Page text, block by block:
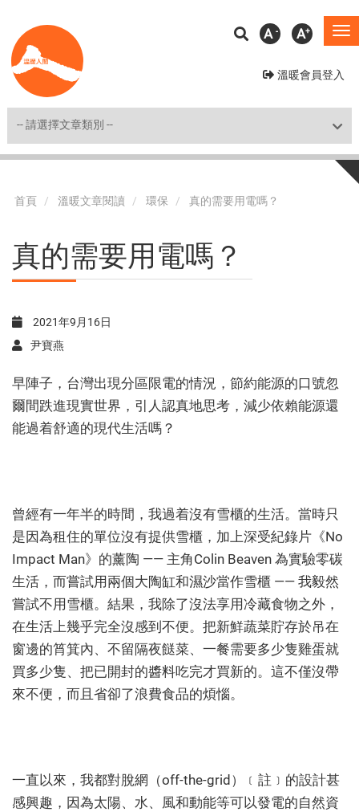
至
主
溫暖會員登入
A A
Shortcut
首頁 溫暖文章閱讀 環保 真的需要用電嗎？
真的需要用電嗎？
2021年9月16日
尹寶燕
早陣子，台灣出現分區限電的情況，節約能源的口號忽
爾間跌進現實世界，引人認真地思考，減少依賴能源還
能過着舒適的現代生活嗎？
曾經有一年半的時間，我過着沒有雪櫃的生活。當時只
是因為租住的單位沒有提供雪櫃，加上深受紀錄片《No
Impact Man》的薰陶 —— 主角Colin Beaven 為實驗零碳
生活，而嘗試用兩個大陶缸和濕沙當作雪櫃 —— 我毅然
嘗試不用雪櫃。結果，我除了沒法享用冷藏食物之外，
在生活上幾乎完全沒感到不便。把新鮮蔬菜貯存於吊在
窗邊的筲箕內、不留隔夜餸菜、一餐需要多少隻雞蛋就
買多少隻、把已開封的醬料吃完才買新的。這不僅沒帶
來不便，而且省卻了浪費食品的煩惱。
一直以來，我都對脫網（off-the-grid）﹝註﹞的設計甚
感興趣，因為太陽、水、風和動能等可以發電的自然資